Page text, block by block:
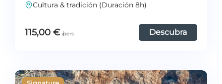
Cultura & tradición (Duración 8h)
115,00 € Descubra